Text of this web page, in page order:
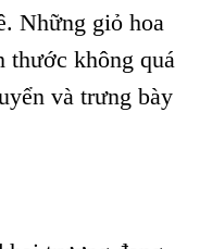
Những giỏ hoa
thước không quá
và trưng bày